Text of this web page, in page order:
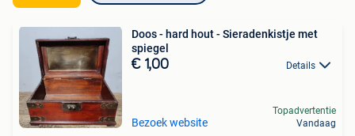
Doos - hard hout - Sieradenkistje met
spiegel
€ 1,00 Details
Bezoek website
Topadvertentie
Vandaag